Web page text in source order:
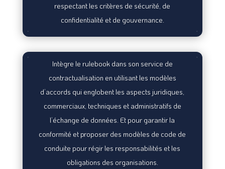
respectant les critères de sécurité, de
confidentialité et de gouvernance.
Intègre le rulebook dans son service de
contractualisation en utilisant les modèles
d’accords qui englobent les aspects juridiques,
commerciaux, techniques et administratifs de
l’échange de données. Et pour garantir la
conformité et proposer des modèles de code de
conduite pour régir les responsabilités et les
obligations des organisations.